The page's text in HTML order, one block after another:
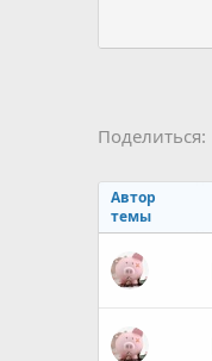
Поделиться:
Автор
темы